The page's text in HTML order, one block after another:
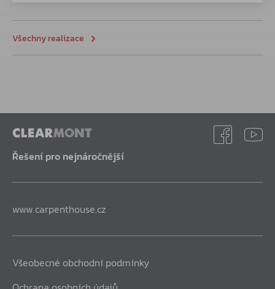
Všechny realizace
Řešení pro nejnáročnější
www.carpenthouse.cz
Všeobecné obchodní podmínky